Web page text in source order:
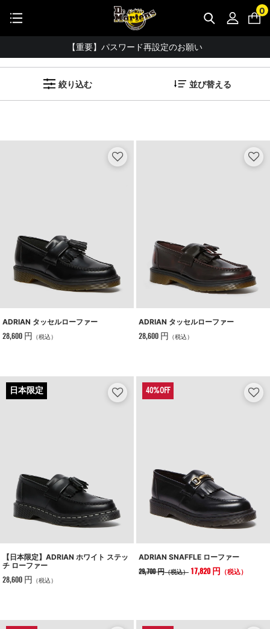
0
公式アプリで最大3,000円バック！
【重要】パスワード再設定のお願い
【重要なお知らせ】偽サイトにご注意ください。
お友達にポイントをプレゼントできる機能が新登場！
ドクターマーチン公式アプリをダウンロード！
ADRIAN (タッセルローファー)
(16アイテム)
絞り込む 並び替える
ADRIAN タッセルローファー
28,600 円 （税込）
ADRIAN タッセルローファー
28,600 円 （税込）
【日本限定】ADRIAN ホワイト ステッ
チ ローファー
28,600 円 （税込）
ADRIAN SNAFFLE ローファー
29,700 円（税込） 17,820 円 （税込）